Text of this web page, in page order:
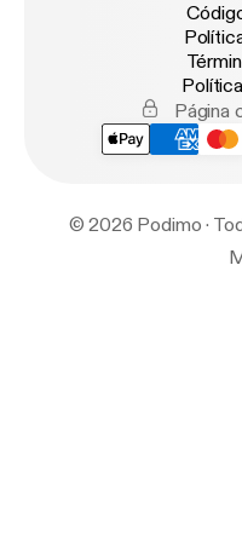
Página
© 2026 Podimo ·